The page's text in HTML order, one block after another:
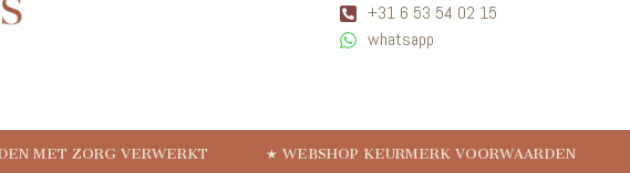
+31 6 53 54 02 15
whatsapp
MET ZORG VERWERKT ★ WEBSHOP KEURMERK VOORWAARDEN